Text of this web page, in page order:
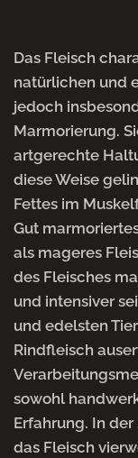
Das Fleisch
natürlichen und
jedoch
Marmorierung.
artgerechte
diese Weise
Fettes im
Gut
als mageres
des Fleisches
und intensiver
und edelsten
Rindfleisch
sowohl
Erfahrung. In
das Fleisch